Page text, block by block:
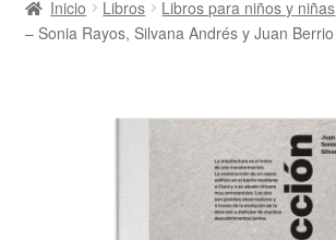
Categorías
Acerca de ArquiRegalos
Inicio Libros Libros para niños y niñas
– Sonia Rayos, Silvana Andrés y Juan Berrio